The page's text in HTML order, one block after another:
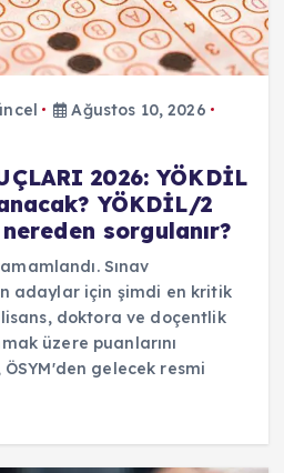
Ağustos 10, 2026
2026: YÖKDİL
YÖKDİL/2
sorgulanır?
Sınav
adaylar için şimdi en kritik
lisans, doktora ve doçentlik
üzere puanlarını
gelecek resmi